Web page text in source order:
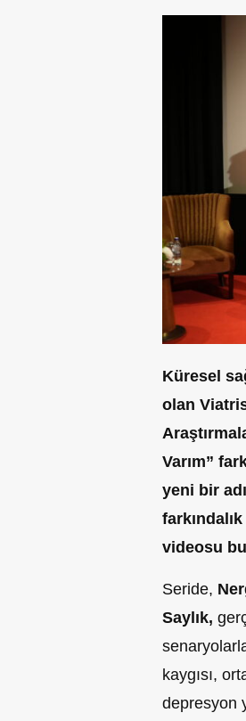
Küresel
olan
Varım”
yeni bir
videosu
Seride,
Saylık,
kaygısı,
depresyon